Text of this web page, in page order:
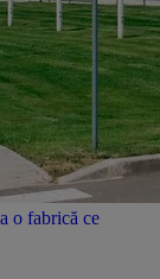
o fabrică ce